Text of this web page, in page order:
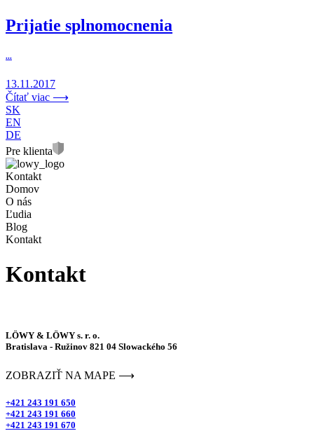
Prijatie splnomocnenia
...
13.11.2017
Čítať viac ⟶
SK
EN
DE
Pre klienta
Kontakt
Domov
O nás
Ľudia
Blog
Kontakt
Kontakt
LÖWY & LÖWY s. r. o.
Bratislava - Ružinov 821 04 Slowackého 56
ZOBRAZIŤ NA MAPE ⟶
+421 243 191 650
+421 243 191 660
+421 243 191 670